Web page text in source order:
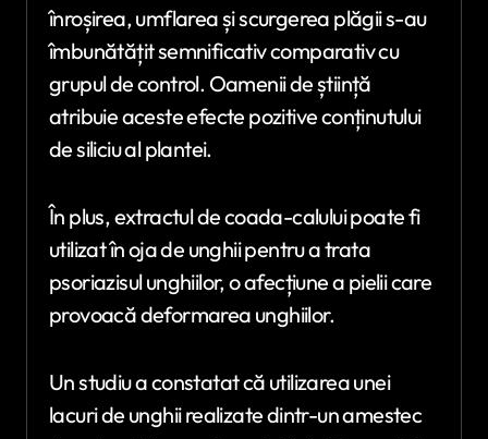
înroșirea, umflarea și scurgerea plăgii s-au
îmbunătățit semnificativ comparativ cu
grupul de control. Oamenii de știință
atribuie aceste efecte pozitive conținutului
de siliciu al plantei.
În plus, extractul de coada-calului poate fi
utilizat în oja de unghii pentru a trata
psoriazisul unghiilor, o afecțiune a pielii care
provoacă deformarea unghiilor.
Un studiu a constatat că utilizarea unei
lacuri de unghii realizate dintr-un amestec